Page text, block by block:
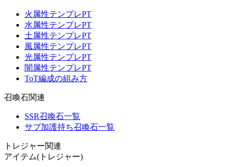
火属性テンプレPT
水属性テンプレPT
土属性テンプレPT
風属性テンプレPT
光属性テンプレPT
闇属性テンプレPT
ToT編成の組み方
召喚石関連
SSR召喚石一覧
サブ加護持ち召喚石一覧
トレジャー関連
アイテム(トレジャー)